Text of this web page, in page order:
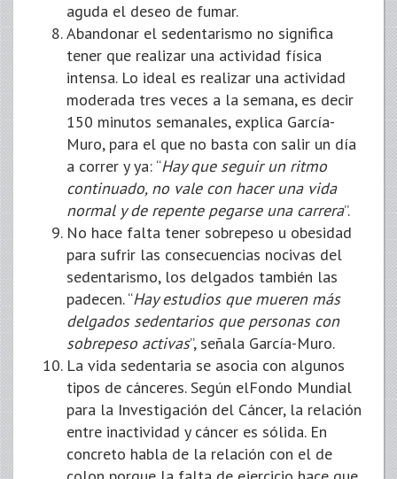
aguda el deseo de fumar.
Abandonar el sedentarismo no significa
tener que realizar una actividad física
intensa. Lo ideal es realizar una actividad
moderada tres veces a la semana, es decir
150 minutos semanales, explica García-
Muro, para el que no basta con salir un día
a correr y ya: “Hay que seguir un ritmo
continuado, no vale con hacer una vida
normal y de repente pegarse una carrera”.
No hace falta tener sobrepeso u obesidad
para sufrir las consecuencias nocivas del
sedentarismo, los delgados también las
padecen. “Hay estudios que mueren más
delgados sedentarios que personas con
sobrepeso activas”, señala García-Muro.
La vida sedentaria se asocia con algunos
tipos de cánceres. Según elFondo Mundial
para la Investigación del Cáncer, la relación
entre inactividad y cáncer es sólida. En
concreto habla de la relación con el de